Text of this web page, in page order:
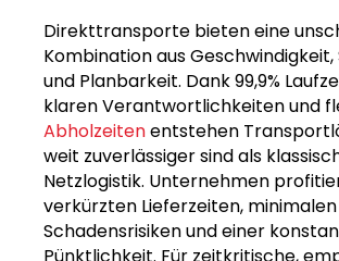
Direkttransporte bieten eine
Kombination aus
und Planbarkeit. Dank 99,9%
klaren Verantwortlichkeiten und
Abholzeitenentstehen
weit zuverlässiger sind als
Netzlogistik. Unternehmen
verkürzten Lieferzeiten, minimalen
Schadensrisiken und einer